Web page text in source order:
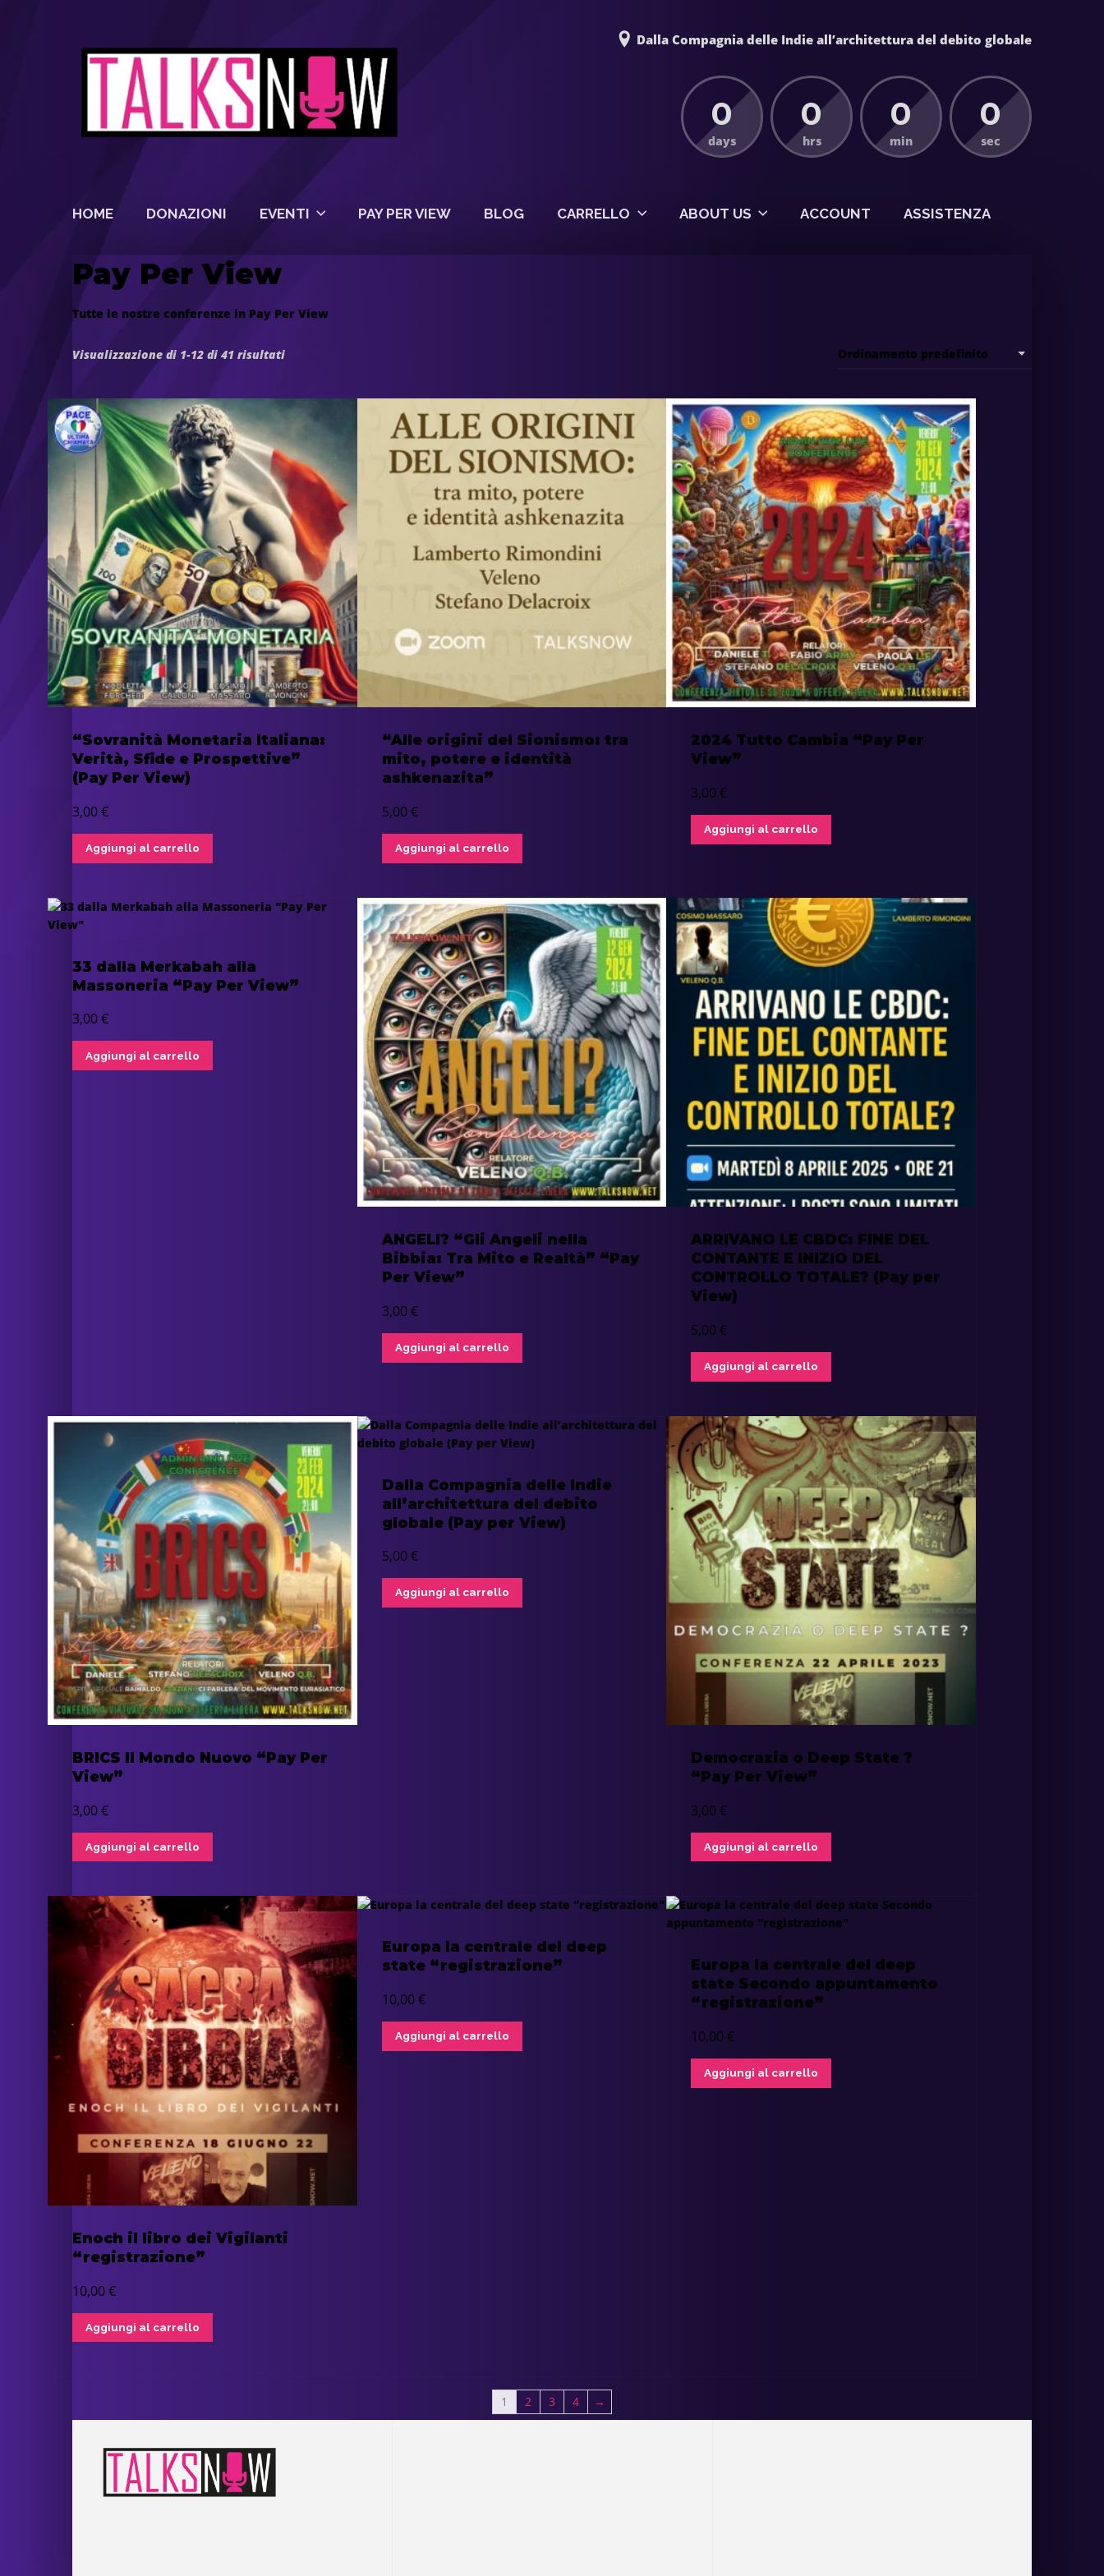
Dalla Compagnia delle Indie all’architettura del debito globale
0
days
0
hrs
0
min
0
sec
HOME DONAZIONI EVENTI PAY PER VIEW BLOG CARRELLO ABOUT US ACCOUNT ASSISTENZA
Pay Per View
Tutte le nostre conferenze in Pay Per View
Visualizzazione di 1-12 di 41 risultati
“Sovranità Monetaria Italiana:
Verità, Sfide e Prospettive”
(Pay Per View)
3,00€
Aggiungi al carrello
“Alle origini del Sionismo: tra
mito, potere e identità
ashkenazita”
5,00€
Aggiungi al carrello
2024 Tutto Cambia “Pay Per
View”
3,00€
Aggiungi al carrello
33 dalla Merkabah alla
Massoneria “Pay Per View”
3,00€
Aggiungi al carrello
ANGELI? “Gli Angeli nella
Bibbia: Tra Mito e Realtà” “Pay
Per View”
3,00€
Aggiungi al carrello
ARRIVANO LE CBDC: FINE DEL
CONTANTE E INIZIO DEL
CONTROLLO TOTALE? (Pay per
View)
5,00€
Aggiungi al carrello
BRICS Il Mondo Nuovo “Pay Per
View”
3,00€
Aggiungi al carrello
Dalla Compagnia delle Indie
all’architettura del debito
globale (Pay per View)
5,00€
Aggiungi al carrello
Democrazia o Deep State ?
“Pay Per View”
3,00€
Aggiungi al carrello
Enoch il libro dei Vigilanti
“registrazione”
10,00€
Aggiungi al carrello
Europa la centrale del deep
state “registrazione”
10,00€
Aggiungi al carrello
Europa la centrale del deep
state Secondo appuntamento
“registrazione”
10,00€
Aggiungi al carrello
1 2 3 4 →